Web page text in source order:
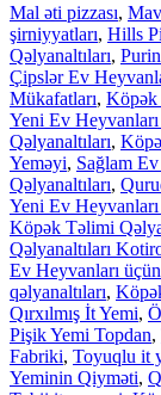
Mal əti pizzası,
şirniyyatları, Hills
Qəlyanaltıları,
Çipslər Ev
Mükafatları, Köpək
Yeni Ev
Qəlyanaltıları,
Yeməyi, Sağlam
Qəlyanaltıları,
Yeni Ev
Köpək Təlimi
Qəlyanaltıları
Ev Heyvanları
qəlyanaltıları,
Qırxılmış İt Yemi,
Pişik Yemi Topdan,
Fabriki, Toyuqlu it
Yeminin Qiyməti,